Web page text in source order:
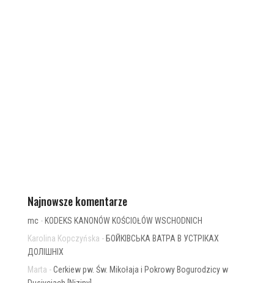
Najnowsze komentarze
mc- KODEKS KANONÓW KOŚCIOŁÓW WSCHODNICH
Karolina Kopczyńska - БОЙКІВСЬКА ВАТРА В УСТРІКАХ
ДОЛІШНІХ
Marta -Cerkiew pw. Św. Mikołaja i Pokrowy Bogurodzicy w